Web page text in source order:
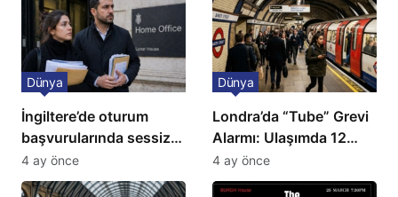
İngiltere’de oturum
başvurularında sessiz
kriz: Büyükelçilikten
açıklama!
Dünya
4 ay önce
Londra’da “Tube” Grevi
Alarmı: Ulaşımda 12
Günlük Kaos Kapıda
Dünya
4 ay önce